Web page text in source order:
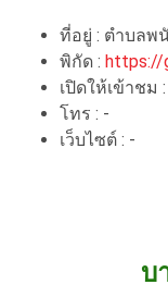
ที่อยู่ : ตำบลพ
พิกัด : https://
เปิดให้เข้าชม
โทร : -
เว็บไซต์ : -
บ